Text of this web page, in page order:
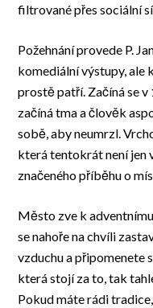
filtrované přes sociální
Požehnání provede P.
komediální výstupy, ale
prostě patří. Začíná se v
začíná tma a člověk
sobě, aby neumrzl.
která tentokrát není jen
značeného příběhu o
Město zve k
se nahoře na chvíli
vzduchu a připomenete
která stojí za to, tak
Pokud máte rádi